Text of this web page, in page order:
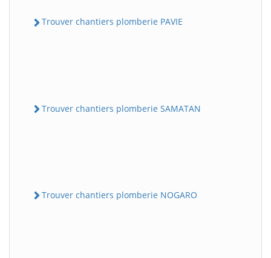
Trouver chantiers plomberie PAVIE
Trouver chantiers plomberie SAMATAN
Trouver chantiers plomberie NOGARO